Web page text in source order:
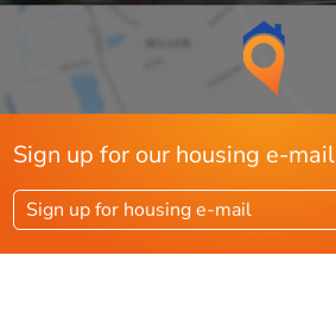
Sign up for our housing e-
Sign up for housing e-mail